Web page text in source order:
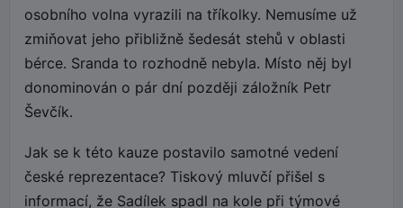
osobního volna vyrazili na tříkolky. Nemusíme už
zmiňovat jeho přibližně šedesát stehů v oblasti
bérce. Sranda to rozhodně nebyla. Místo něj byl
donominován o pár dní později záložník Petr
Ševčík.
Jak se k této kauze postavilo samotné vedení
české reprezentace? Tiskový mluvčí přišel s
informací, že Sadílek spadl na kole při týmové